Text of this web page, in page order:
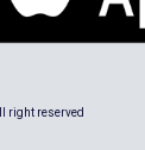
right reserved